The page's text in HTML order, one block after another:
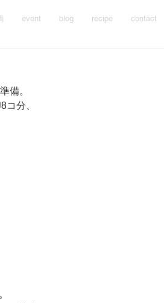
event blog recipe contact
備。
分、